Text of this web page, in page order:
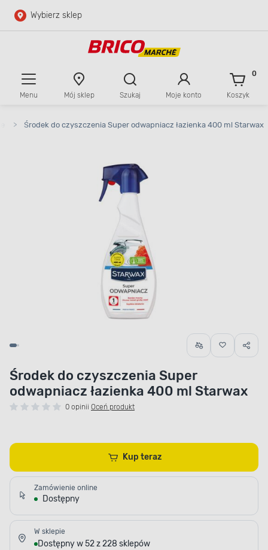
Przejdź do głównej zawartości
Wybierz sklep
Menu Mój sklep Szukaj Moje konto Koszyk
0
> Środek do czyszczenia Super odwapniacz łazienka 400 ml Starwax
Środek do czyszczenia Super
odwapniacz łazienka 400 ml Starwax
0 opinii Oceń produkt
Kup teraz
Zamówienie online
Dostępny
W sklepie
Dostępny w 52 z 228 sklepów